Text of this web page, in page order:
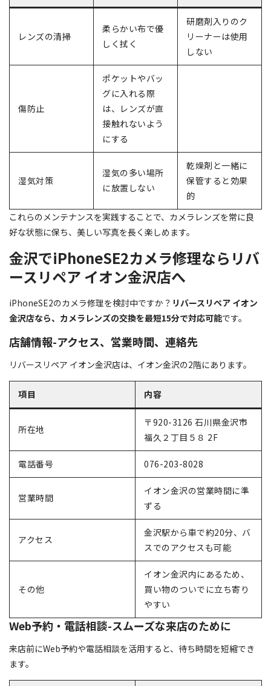
レンズの清掃
柔らかい布で優
しく拭く
研磨剤入りのク
リーナーは使用
しない
傷防止
ポケットやバッ
グに入れる際
は、レンズが直
接触れないよう
にする
湿気対策
湿気の多い場所
に放置しない
乾燥剤と一緒に
保管すると効果
的
これらのメンテナンスを実践することで、カメラレンズを常に良
好な状態に保ち、美しい写真を長く楽しめます。
金沢でiPhoneSE2カメラ修理ならリバ
ースリペア イオン金沢店へ
iPhoneSE2のカメラ修理を検討中ですか？ リバースリペア イオン
金沢店なら、カメラレンズの交換を最短15分で対応可能です。
店舗情報-アクセス、営業時間、連絡先
リバースリペア イオン金沢店は、イオン金沢の2階にあります。
項目 内容
所在地
〒920-3126 石川県金沢市
福久２丁目５８ 2F
電話番号 076-203-8028
営業時間
イオン金沢の営業時間に準
ずる
アクセス
金沢駅から車で約20分、バ
スでのアクセスも可能
その他
イオン金沢内にあるため、
買い物のついでに立ち寄り
やすい
Web予約・電話相談-スムーズな来店のために
来店前にWeb予約や電話相談を活用すると、待ち時間を短縮でき
ます。